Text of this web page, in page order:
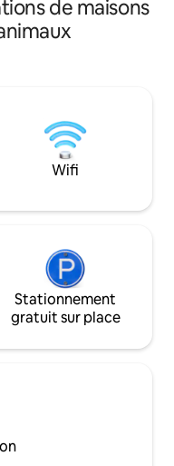
Accès au bateau
quartier. Maison au bord du lac 1100 SF à
frais de 25 $ - par
animaux de
adorons tous les
nous avons un
de maisons
Wifi
Stationnement
gratuit sur place